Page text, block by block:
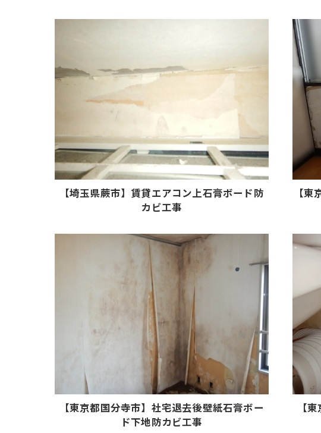
【埼玉県蕨市】賃貸エアコン上石膏ボード防
カビ工事
【
【東京都国分寺市】社宅退去後壁紙石膏ボー
ド下地防カビ工事
【